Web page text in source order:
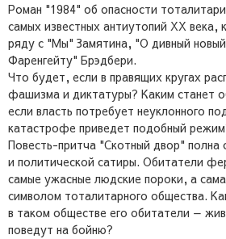
Роман "1984" об опасности
самых известных антиутопий XX
ряду с "Мы" Замятина, "О дивный
Фаренгейту" Брэдбери.
Что будет, если в правящих кругах
фашизма и диктатуры? Каким станет
если власть потребует неуклонного
катастрофе приведет подобный
Повесть-притча "Скотный двор" полна
и политической сатиры. Обитатели
самые ужасные людские пороки, а
символом тоталитарного общества.
в таком обществе его обитатели —
поведут на бойню?